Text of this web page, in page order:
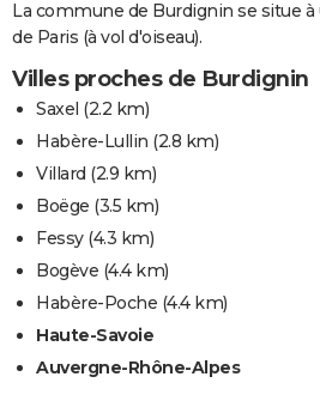
La commune de Burdignin se situe
de Paris (à vol d'oiseau).
Villes proches de Burdignin
Saxel (2.2 km)
Habère-Lullin (2.8 km)
Villard (2.9 km)
Boëge (3.5 km)
Fessy(4.3 km)
Bogève (4.4 km)
Habère-Poche (4.4 km)
Haute-Savoie
Auvergne-Rhône-Alpes